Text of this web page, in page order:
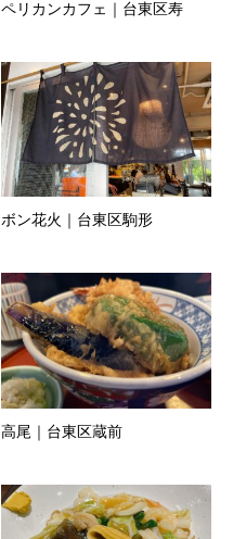
ペリカンカフェ｜台東区寿
ボン花火｜台東区駒形
高尾｜台東区蔵前